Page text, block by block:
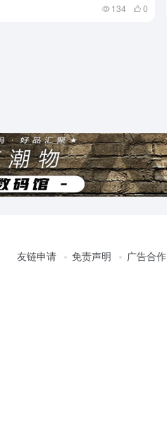
134 0
友链申请 免责声明 广告合作